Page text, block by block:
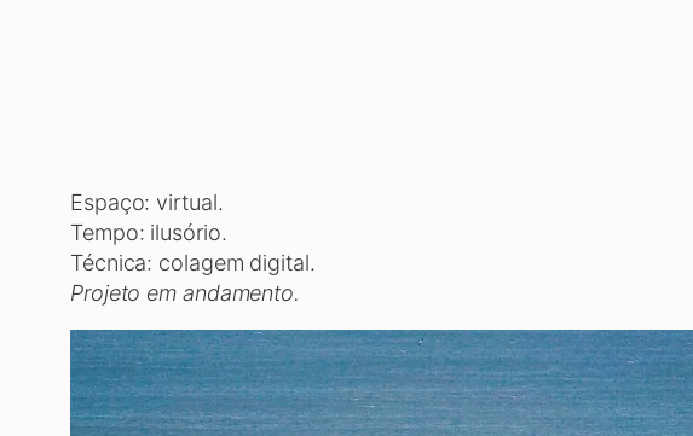
Espaço: virtual.
Tempo: ilusório.
Técnica: colagem digital.
Projeto em andamento.